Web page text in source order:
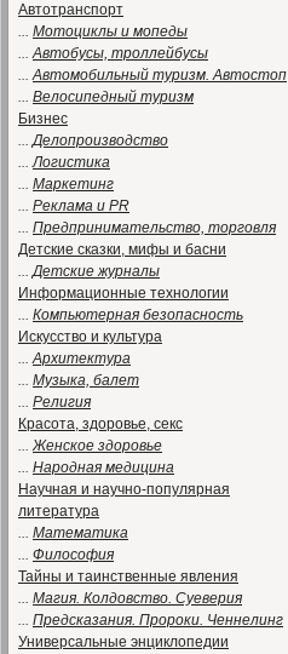
Автотранспорт
... Мотоциклы и мопеды
...Автобусы, троллейбусы
...Автомобильный туризм. Автостоп
... Велосипедный туризм
Бизнес
...Делопроизводство
...Логистика
... Маркетинг
... Реклама и PR
... Предпринимательство, торговля
Детские сказки, мифы и басни
...Детские журналы
Информационные технологии
... Компьютерная безопасность
Искусство и культура
...Архитектура
... Музыка, балет
... Религия
Красота, здоровье, секс
...Женское здоровье
... Народная медицина
Научная и научно-популярная
литература
... Математика
... Философия
Тайны и таинственные явления
... Магия. Колдовство. Суеверия
... Предсказания. Пророки. Ченнелинг
Универсальные энциклопедии